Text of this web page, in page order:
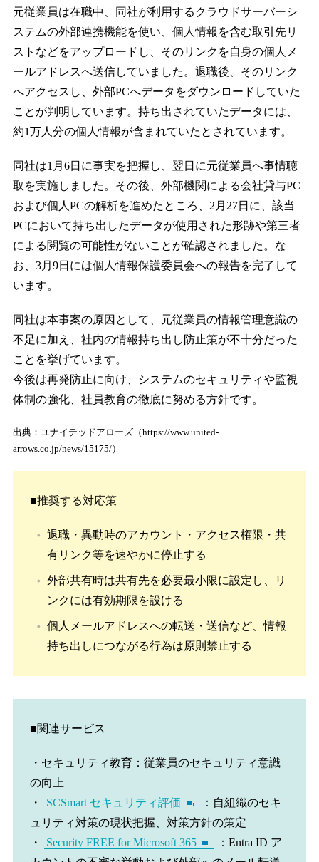
元従業員は在職中、同社が利用するクラウドサーバーシ
ステムの外部連携機能を使い、個人情報を含む取引先リ
ストなどをアップロードし、そのリンクを自身の個人メ
ールアドレスへ送信していました。退職後、そのリンク
へアクセスし、外部PCへデータをダウンロードしていた
ことが判明しています。持ち出されていたデータには、
約1万人分の個人情報が含まれていたとされています。
同社は1月6日に事実を把握し、翌日に元従業員へ事情聴
取を実施しました。その後、外部機関による会社貸与PC
および個人PCの解析を進めたところ、2月27日に、該当
PCにおいて持ち出したデータが使用された形跡や第三者
による閲覧の可能性がないことが確認されました。な
お、3月9日には個人情報保護委員会への報告を完了して
います。
同社は本事案の原因として、元従業員の情報管理意識の
不足に加え、社内の情報持ち出し防止策が不十分だった
ことを挙げています。
今後は再発防止に向け、システムのセキュリティや監視
体制の強化、社員教育の徹底に努める方針です。
出典：ユナイテッドアローズ（https://www.united-
arrows.co.jp/news/15175/）
■推奨する対応策
退職・異動時のアカウント・アクセス権限・共
有リンク等を速やかに停止する
外部共有時は共有先を必要最小限に設定し、リ
ンクには有効期限を設ける
個人メールアドレスへの転送・送信など、情報
持ち出しにつながる行為は原則禁止する
■関連サービス
・セキュリティ教育：従業員のセキュリティ意識
の向上
・
SCSmart セキュリティ評価
：自組織のセキ
ュリティ対策の現状把握、対策方針の策定
・
Security FREE for Microsoft 365
：Entra ID ア